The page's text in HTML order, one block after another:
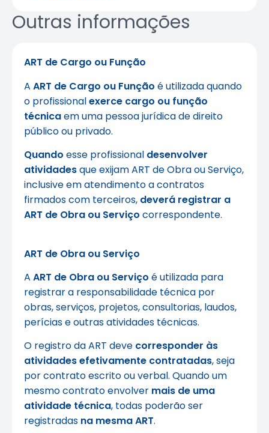
Outras informações
ART de Cargo ou Função
A ART de Cargo ou Função é utilizada quando
o profissionalexerce cargo ou função
técnicaem uma pessoa jurídica de direito
público ou privado.
Quando esse profissional desenvolver
atividadesque exijam ART de Obra ou Serviço,
inclusive em atendimento a contratos
firmados com terceiros, deverá registrar a
ART de Obra ou Serviço correspondente.
ART de Obra ou Serviço
A ART de Obra ou Serviço é utilizada para
registrar a responsabilidade técnica por
obras, serviços, projetos, consultorias, laudos,
perícias e outras atividades técnicas.
O registro da ART deve corresponder às
atividades efetivamente contratadas, seja
por contrato escrito ou verbal. Quando um
mesmo contrato envolver mais de uma
atividade técnica, todas poderão ser
registradas na mesma ART.